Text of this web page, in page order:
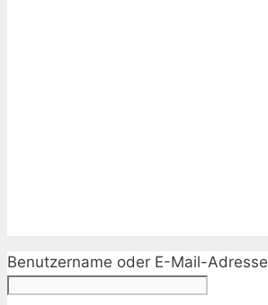
Benutzername oder E-Mail-Adresse